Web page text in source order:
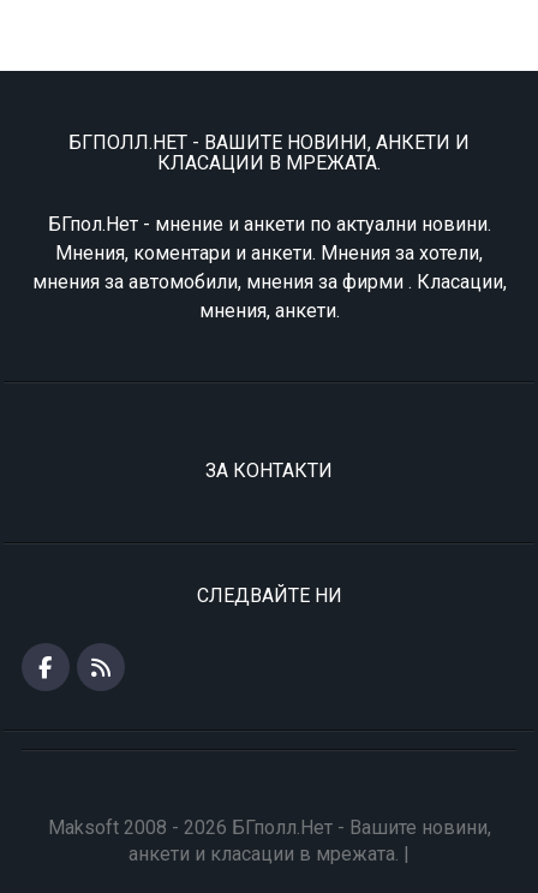
БГПОЛЛ.НЕТ - ВАШИТЕ НОВИНИ, АНКЕТИ И
КЛАСАЦИИ В МРЕЖАТА.
БГпол.Нет - мнение и анкети по актуални новини.
Мнения, коментари и анкети. Мнения за хотели,
мнения за автомобили, мнения за фирми . Класации,
мнения, анкети.
ЗА КОНТАКТИ
СЛЕДВАЙТЕ НИ
Maksoft 2008 - 2026 БГполл.Нет - Вашите новини,
анкети и класации в мрежата. |